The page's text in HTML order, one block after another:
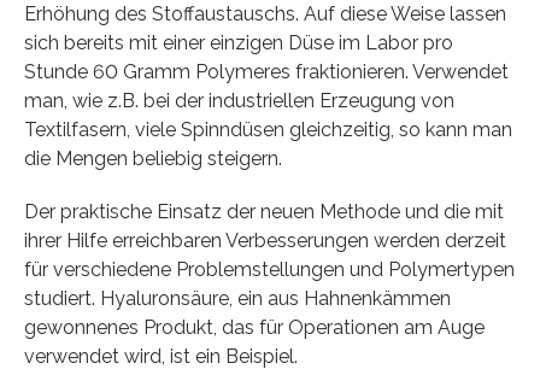
Erhöhung des Stoffaustauschs. Auf diese Weise lassen
sich bereits mit einer einzigen Düse im Labor pro
Stunde 60 Gramm Polymeres fraktionieren. Verwendet
man, wie z.B. bei der industriellen Erzeugung von
Textilfasern, viele Spinndüsen gleichzeitig, so kann man
die Mengen beliebig steigern.
Der praktische Einsatz der neuen Methode und die mit
ihrer Hilfe erreichbaren Verbesserungen werden derzeit
für verschiedene Problemstellungen und Polymertypen
studiert. Hyaluronsäure, ein aus Hahnenkämmen
gewonnenes Produkt, das für Operationen am Auge
verwendet wird, ist ein Beispiel.